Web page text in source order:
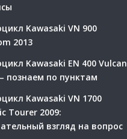
Kawasaki VN 900
2013
Kawasaki EN 400 Vulcan
познаем по пунктам
Kawasaki VN 1700
Tourer 2009:
взгляд на вопрос